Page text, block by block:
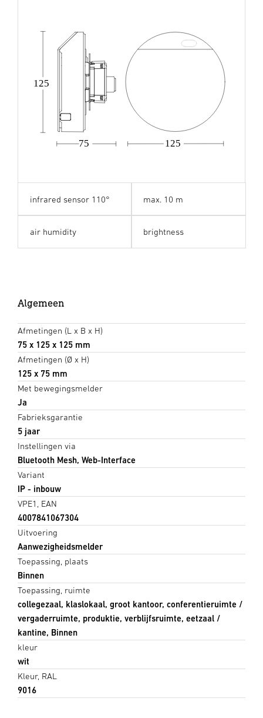
125
75
125
infrared sensor 110° max. 10 m
air humidity brightness
Algemeen
Afmetingen (L x B x H)
75 x 125 x 125 mm
Afmetingen (Ø x H)
125 x 75 mm
Met bewegingsmelder
Ja
Fabrieksgarantie
5 jaar
Instellingen via
Bluetooth Mesh, Web-Interface
Variant
IP - inbouw
VPE1, EAN
4007841067304
Uitvoering
Aanwezigheidsmelder
Toepassing, plaats
Binnen
Toepassing, ruimte
collegezaal, klaslokaal, groot kantoor, conferentieruimte /
vergaderruimte, produktie, verblijfsruimte, eetzaal /
kantine, Binnen
kleur
wit
Kleur, RAL
9016